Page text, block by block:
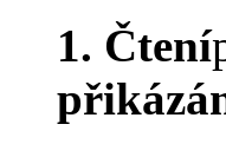
1. Čtení